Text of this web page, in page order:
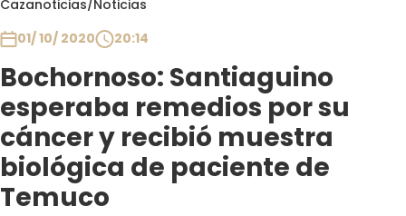
Cazanoticias/Noticias
01/ 10/ 2020
20:14
Bochornoso: Santiaguino
esperaba remedios por su
cáncer y recibió muestra
biológica de paciente de
Temuco
Club De La Comedia
Contigo en Directo
Plan Perfecto
El Tiempo
Sabingo
Todos Los Programas